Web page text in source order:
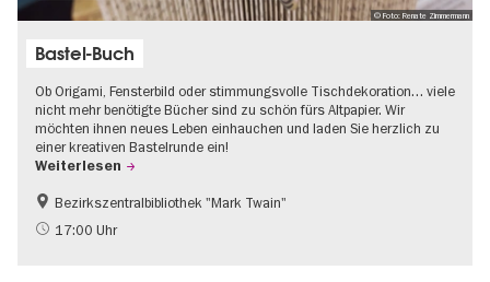
© Foto: Renate Zimmermann
Bastel-Buch
Ob Origami, Fensterbild oder stimmungsvolle Tischdekoration… viele
nicht mehr benötigte Bücher sind zu schön fürs Altpapier. Wir
möchten ihnen neues Leben einhauchen und laden Sie herzlich zu
einer kreativen Bastelrunde ein!
Weiterlesen
Going local Berlin
Kinder
Bezirkszentralbibliothek "Mark Twain"
17:00 Uhr